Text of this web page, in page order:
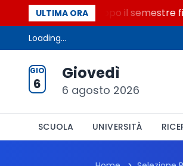
ULTIMA ORA
posti vacanti dopo il semestre filtro
Loading...
GIO
6
Giovedì
6 agosto 2026
SCUOLA UNIVERSITÀ